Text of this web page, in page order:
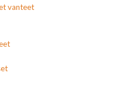
vanteet